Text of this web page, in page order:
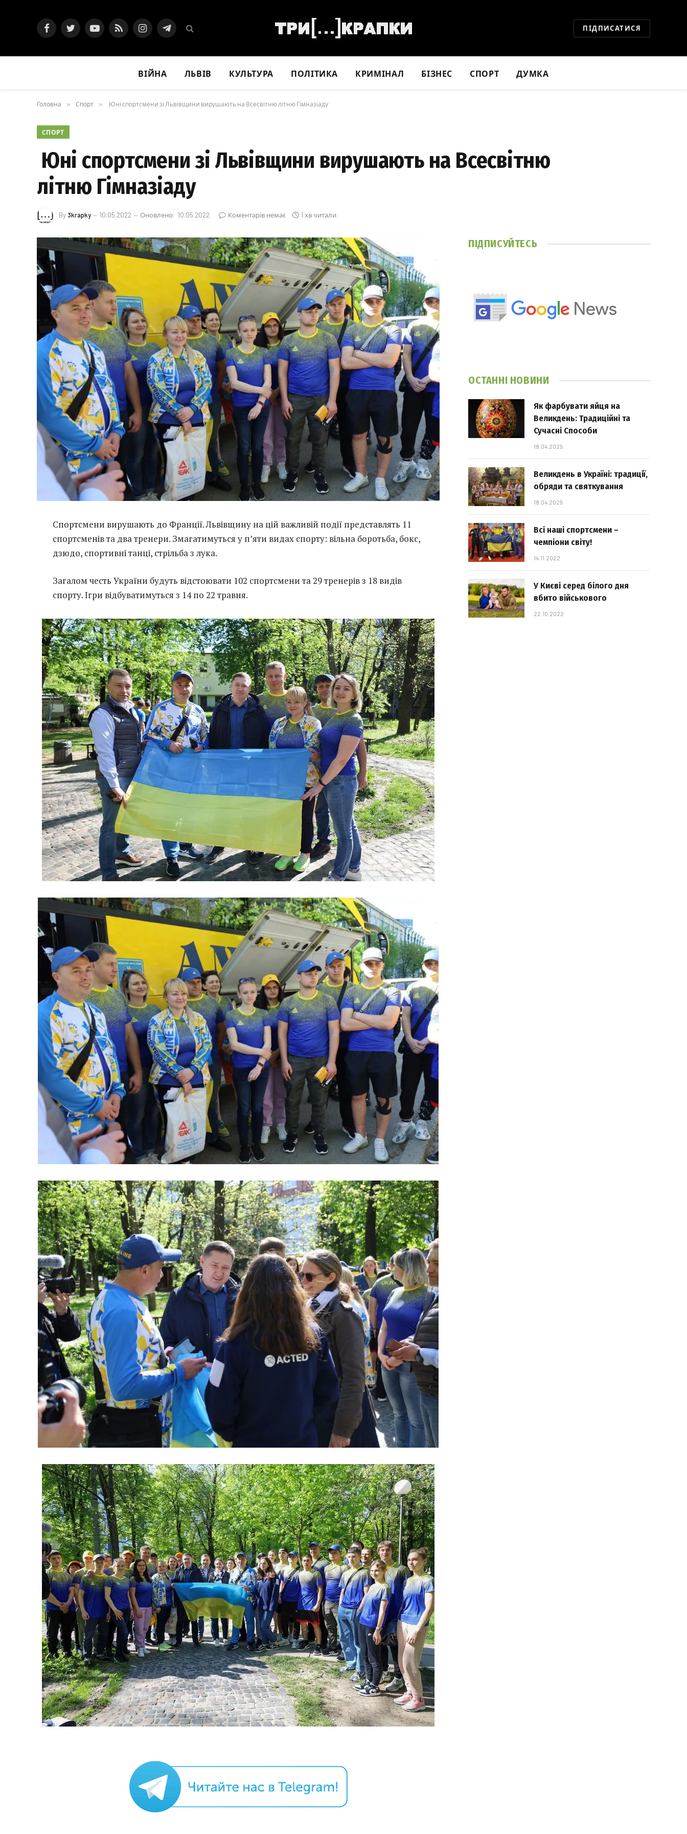
FacebookTwitterYouTubeRSS InstagramTelegram ПІДПИСАТИСЯ
ВІЙНА ЛЬВІВ КУЛЬТУРА ПОЛІТИКА КРИМІНАЛ БІЗНЕС СПОРТ ДУМКА
Головна » Спорт » Юні спортсмени зі Львівщини вирушають на Всесвітню літню Гімназіаду
СПОРТ
Юні спортсмени зі Львівщини вирушають на Всесвітню
літню Гімназіаду
By 3krapky 10.05.2022 Оновлено: 10.05.2022 Коментарів немає 1 хв читали
Спортсмени вирушають до Франції. Львівщину на цій важливій події представлять 11
спортсменів та два тренери. Змагатимуться у п’яти видах спорту: вільна боротьба, бокс,
дзюдо, спортивні танці, стрільба з лука.
Загалом честь України будуть відстоювати 102 спортсмени та 29 тренерів з 18 видів
спорту. Ігри відбуватимуться з 14 по 22 травня.
ПІДПИСУЙТЕСЬ
ОСТАННІ НОВИНИ
Як фарбувати яйця на
Великдень: Традиційні та
Сучасні Способи
18.04.2025
Великдень в Україні: традиції,
обряди та святкування
18.04.2025
Всі наші спортсмени –
чемпіони світу!
14.11.2022
У Києві серед білого дня
вбито військового
22.10.2022